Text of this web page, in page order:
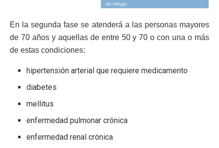
En la segunda fase se atenderá a las personas mayores
de 70 años y aquellas de entre 50 y 70 o con una o más
de estas condiciones:
hipertensión arterial que requiere medicamento
diabetes
mellitus
enfermedad pulmonar crónica
enfermedad renal crónica